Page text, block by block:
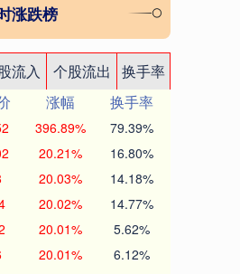
涨跌榜
流入 个股流出
换手率
涨幅
换手率
396.89% 79.39%
20.21% 16.80%
20.03% 14.18%
20.02% 14.77%
20.01% 5.62%
20.01% 6.12%